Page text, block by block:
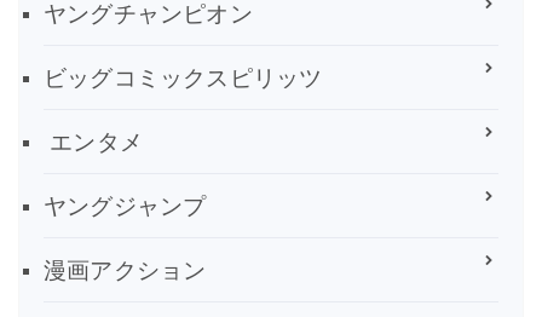
ヤングチャンピオン
ビッグコミックスピリッツ
エンタメ
ヤングジャンプ
漫画アクション